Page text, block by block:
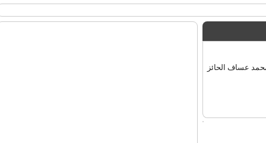
محمد عساف الحائز